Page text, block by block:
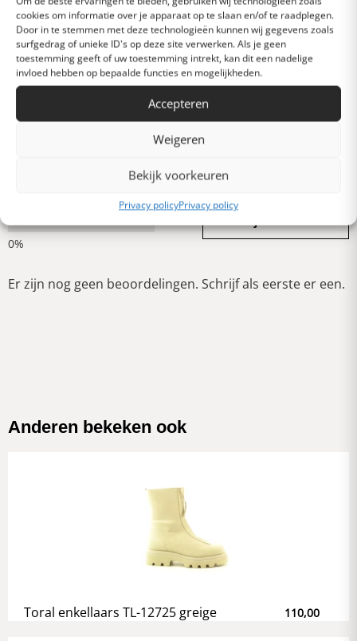
cookies om informatie over je apparaat op te slaan en/of te raadplegen.
Door in te stemmen met deze technologieën kunnen wij gegevens zoals
surfgedrag of unieke ID's op deze site verwerken. Als je geen
toestemming geeft of uw toestemming intrekt, kan dit een nadelige
invloed hebben op bepaalde functies en mogelijkheden.
Accepteren
Weigeren
Bekijk voorkeuren
Privacy policyPrivacy policy
Heel goed
Er zijn nog geen beoordelingen. Schrijf als eerste er een.
Anderen bekeken ook
Toral enkellaars TL-12725 greige 110,00